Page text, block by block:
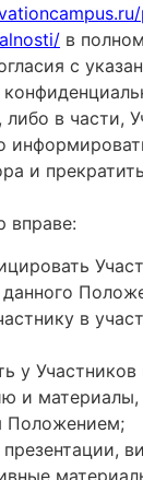
в
с
либо в части,
и
вправе:
в
у
и материалы,
Положением;